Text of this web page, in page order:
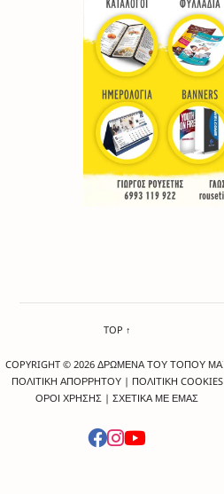
TOP ↑
COPYRIGHT © 2026 ΔΡΩΜΕΝΑ ΤΟΥ ΤΟΠΟΥ ΜΑΣ
ΠΟΛΙΤΙΚΗ ΑΠΟΡΡΗΤΟΥ| ΠΟΛΙΤΙΚΗ COOKIES
ΟΡΟΙ ΧΡΗΣΗΣ |ΣΧΕΤΙΚΑ ΜΕ ΕΜΑΣ